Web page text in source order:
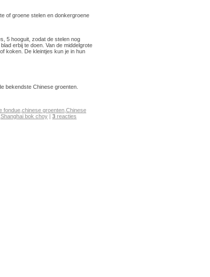
of groene stelen en donkergroene
5 hooguit, zodat de stelen nog
erbij te doen. Van de middelgrote
koken. De kleintjes kun je in hun
bekendste Chinese groenten.
fondue chinese groenten Chinese
Shanghai bok choy | 3 reacties